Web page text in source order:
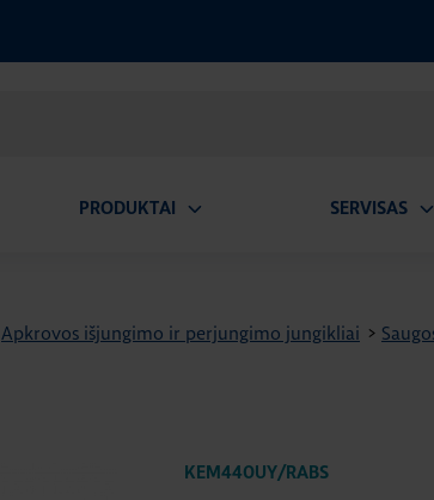
PRODUKTAI SERVISAS
Apkrovos išjungimo ir perjungimo jungikliai >
KEM440UY/RABS